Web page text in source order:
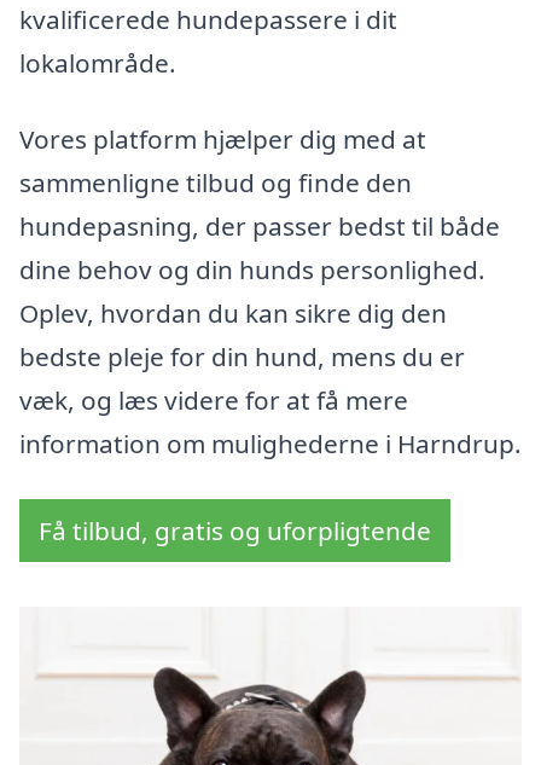
kvalificerede hundepassere i dit
lokalområde.
Vores platform hjælper dig med at
sammenligne tilbud og finde den
hundepasning, der passer bedst til både
dine behov og din hunds personlighed.
Oplev, hvordan du kan sikre dig den
bedste pleje for din hund, mens du er
væk, og læs videre for at få mere
information om mulighederne i Harndrup.
Få tilbud, gratis og uforpligtende